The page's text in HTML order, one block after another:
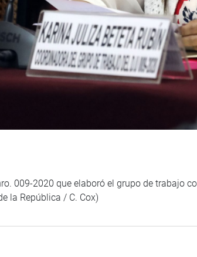
009-2020 que elaboró el grupo de trabajo
la República / C. Cox)